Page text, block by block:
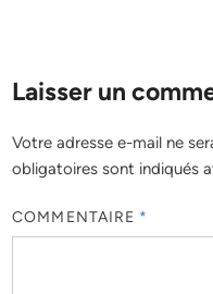
Laisser un
Votre adresse e-mail ne
obligatoires sont indiqués
COMMENTAIRE *